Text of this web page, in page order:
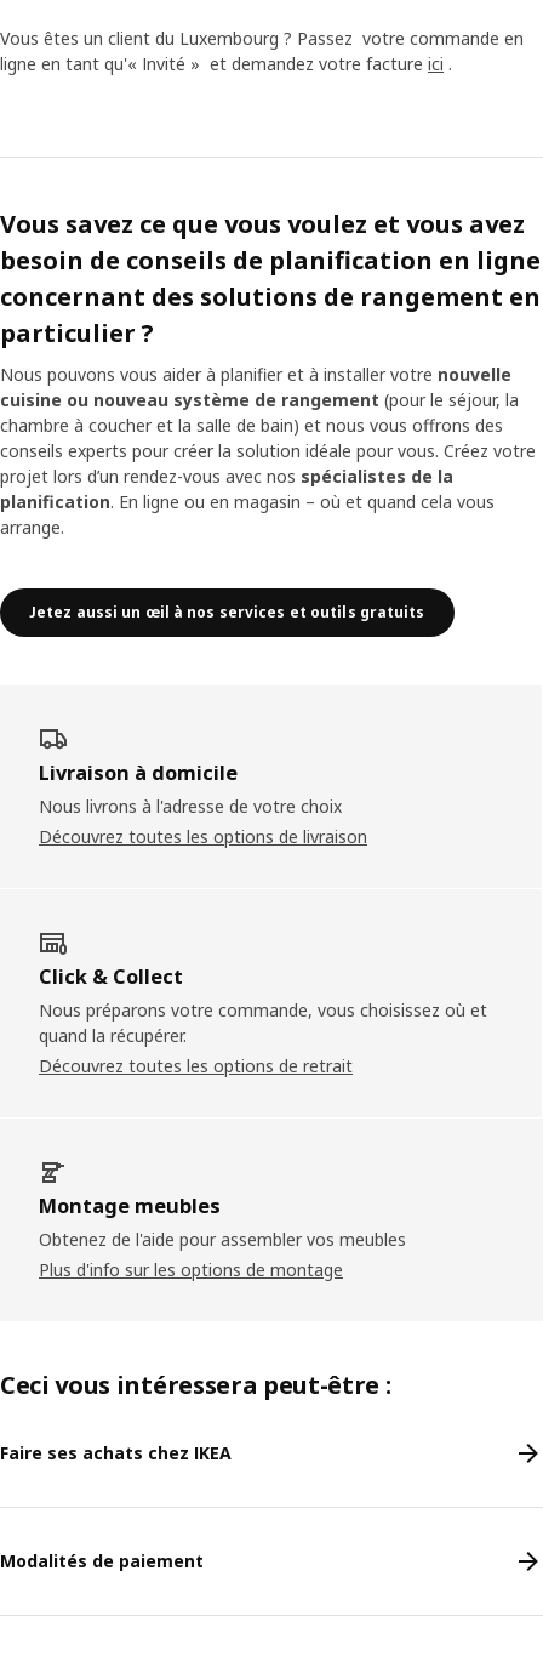
Vous êtes un client du Luxembourg ? Passez votre commande en
ligne en tant qu'« Invité » et demandez votre facture ici .
Vous savez ce que vous voulez et vous avez
besoin de conseils de planification en ligne
concernant des solutions de rangement en
particulier ?
Nous pouvons vous aider à planifier et à installer votre nouvelle
cuisine ou nouveau système de rangement (pour le séjour, la
chambre à coucher et la salle de bain) et nous vous offrons des
conseils experts pour créer la solution idéale pour vous. Créez votre
projet lors d’un rendez-vous avec nos spécialistes de la
planification. En ligne ou en magasin – où et quand cela vous
arrange.
Jetez aussi un œil à nos services et outils gratuits
Livraison à domicile
Nous livrons à l'adresse de votre choix
Découvrez toutes les options de livraison
Click & Collect
Nous préparons votre commande, vous choisissez où et
quand la récupérer.
Découvrez toutes les options de retrait
Montage meubles
Obtenez de l'aide pour assembler vos meubles
Plus d'info sur les options de montage
Ceci vous intéressera peut-être :
Faire ses achats chez IKEA
Modalités de paiement